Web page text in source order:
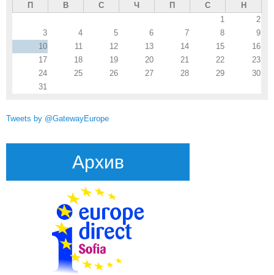
П В С Ч П С
Н
1
2
3
4 5 6 7 8
9
10
11 12 13 14 15
16
17
18 19 20 21 22
23
24
25 26 27 28 29
30
31
Tweets by @GatewayEurope
Архив